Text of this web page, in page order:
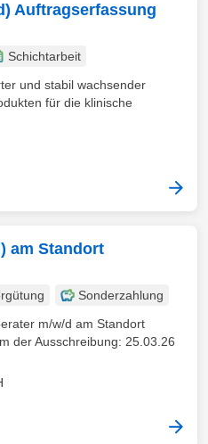
Auftragserfassung
Schichtarbeit
und stabil wachsender
für die klinische
am Standort
Sonderzahlung
m/w/d am Standort
der Ausschreibung: 25.03.26